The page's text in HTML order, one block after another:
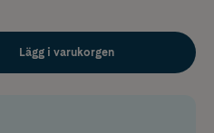
Lägg i varukorgen